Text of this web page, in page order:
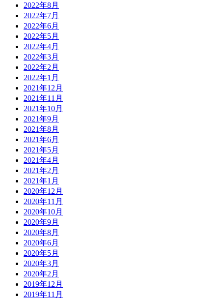
2022年8月
2022年7月
2022年6月
2022年5月
2022年4月
2022年3月
2022年2月
2022年1月
2021年12月
2021年11月
2021年10月
2021年9月
2021年8月
2021年6月
2021年5月
2021年4月
2021年2月
2021年1月
2020年12月
2020年11月
2020年10月
2020年9月
2020年8月
2020年6月
2020年5月
2020年3月
2020年2月
2019年12月
2019年11月